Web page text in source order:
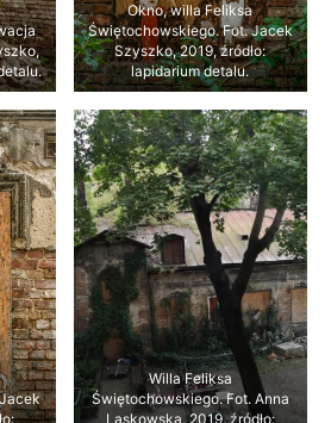
Okno, willa Feliksa
Świętochowskiego. Fot. Jacek
Szyszko, 2019, źródło:
lapidarium detalu.
Willa Feliksa
Świętochowskiego. Fot. Anna
Laskowska, 2019, źródło: